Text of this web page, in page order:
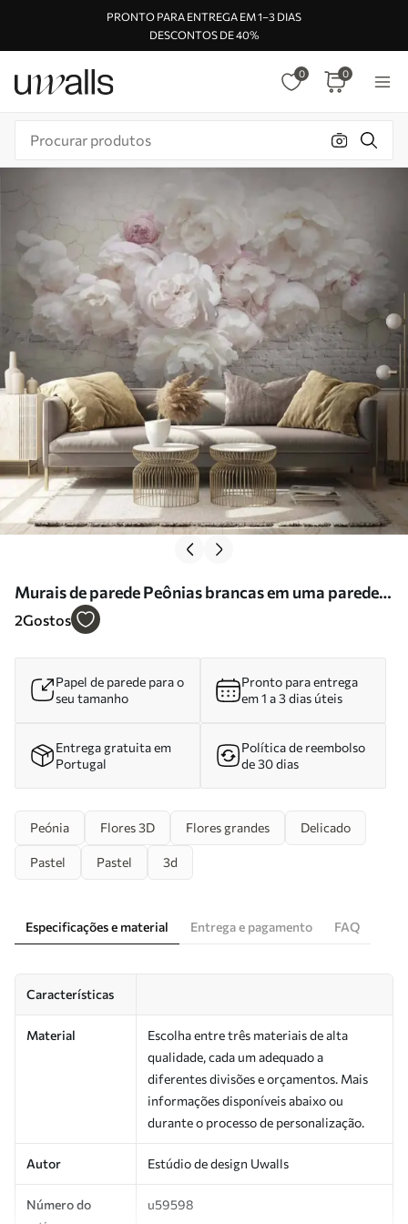
PRONTO PARA ENTREGA EM 1–3 DIAS
DESCONTOS DE 40%
0 0
Murais de parede Peônias brancas em uma parede
de tijolos Nr. u59598
2Gostos
Papel de parede para o
seu tamanho
Pronto para entrega
em 1 a 3 dias úteis
Entrega gratuita em
Portugal
Política de reembolso
de 30 dias
Peónia Flores 3D Flores grandes Delicado
Pastel Pastel 3d
Especificações e material Entrega e pagamento FAQ
Características
Material
Escolha entre três materiais de alta
qualidade, cada um adequado a
diferentes divisões e orçamentos. Mais
informações disponíveis abaixo ou
durante o processo de personalização.
Autor Estúdio de design Uwalls
Número do
u59598